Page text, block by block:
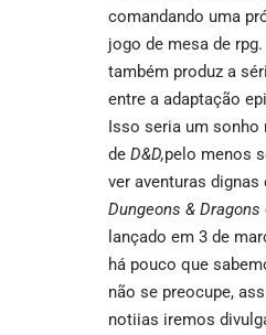
comandando uma
jogo de mesa de
também produz a
entre a adaptação
Isso seria um sonho
de D&D,pelo menos
ver aventuras
Dungeons & Dragons
lançado em 3 de
há pouco que
não se preocupe,
notiias iremos